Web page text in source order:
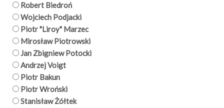
Robert Biedroń
Wojciech Podjacki
Piotr "Liroy" Marzec
Mirosław Piotrowski
Jan Zbigniew Potocki
Andrzej Voigt
Piotr Bakun
Piotr Wroński
Stanisław Żółtek